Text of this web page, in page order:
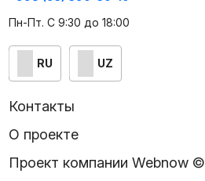
Пн-Пт. С 9:30 до 18:00
RU UZ
Контакты
О проекте
Проект компании Webnow ©